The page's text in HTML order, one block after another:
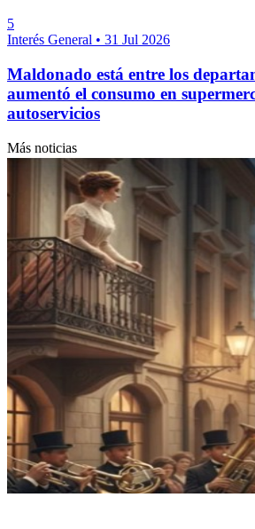
5
Interés General • 31 Jul 2026
Maldonado está entre los
aumentó el consumo en
autoservicios
Más noticias